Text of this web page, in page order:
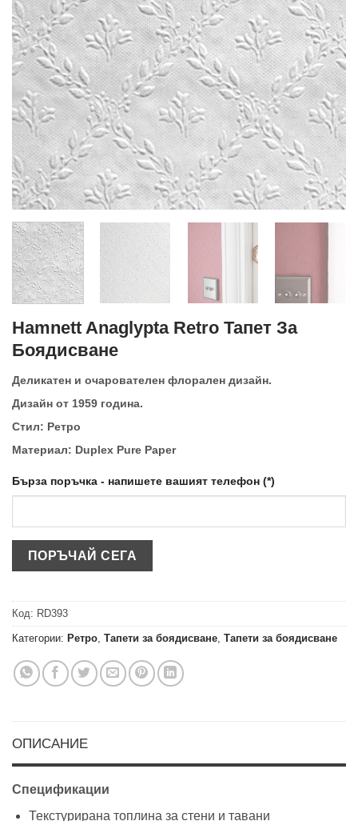
Hamnett Anaglypta Retro Тапет За
Боядисване
Деликатен и очарователен флорален дизайн.
Дизайн от 1959 година.
Стил: Ретро
Материал: Duplex Pure Paper
Бърза поръчка - напишете вашият телефон (*)
Код: RD393
Категории: Ретро Тапети за боядисване Тапети за боядисване
ОПИСАНИЕ
Спецификации
Текстурирана топлина за стени и тавани